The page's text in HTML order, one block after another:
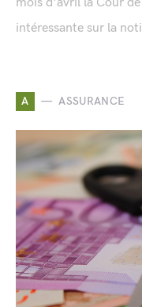
intéressante sur la
A ASSURANCE